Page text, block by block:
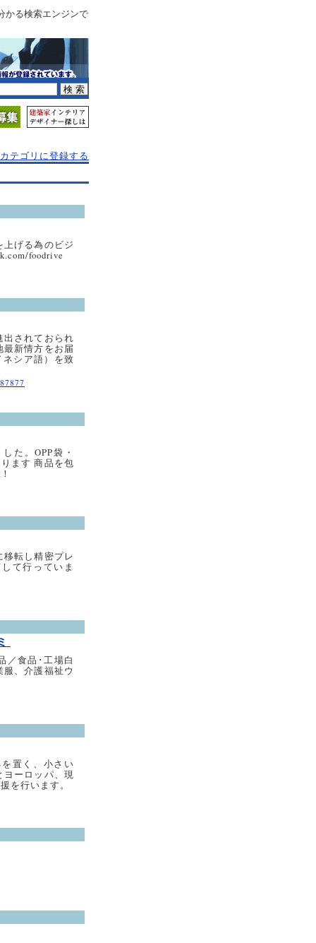
かる検索エンジンで
テゴリに登録する
げる為のビジ
foodrive
されておられ
新情方をお届
シア語）を致
た。OPP袋・
ます 商品を包
転し精密プレ
て行っていま
／食品･工場白
、介護福祉ウ
置く、小さい
ーロッパ、現
を行います。